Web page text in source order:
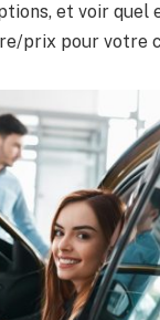
et voir quel
prix pour votre